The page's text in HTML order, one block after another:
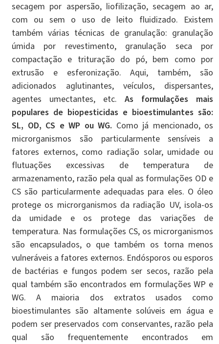
secagem por aspersão, liofilização, secagem ao ar,
com ou sem o uso de leito fluidizado. Existem
também várias técnicas de granulação: granulação
úmida por revestimento, granulação seca por
compactação e trituração do pó, bem como por
extrusão e esferonização. Aqui, também, são
adicionados aglutinantes, veículos, dispersantes,
agentes umectantes, etc.As formulações mais
populares de biopesticidas e bioestimulantes são:
SL, OD, CS e WP ou WG. Como já mencionado, os
microrganismos são particularmente sensíveis a
fatores externos, como radiação solar, umidade ou
flutuações excessivas de temperatura de
armazenamento, razão pela qual as formulações OD e
CS são particularmente adequadas para eles. O óleo
protege os microrganismos da radiação UV, isola-os
da umidade e os protege das variações de
temperatura. Nas formulações CS, os microrganismos
são encapsulados, o que também os torna menos
vulneráveis ​​a fatores externos. Endósporos ou esporos
de bactérias e fungos podem ser secos, razão pela
qual também são encontrados em formulações WP e
WG. A maioria dos extratos usados ​​como
bioestimulantes são altamente solúveis em água e
podem ser preservados com conservantes, razão pela
qual são frequentemente encontrados em